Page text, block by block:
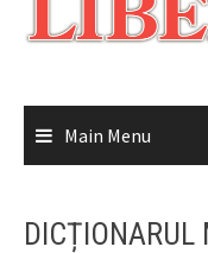
Main Menu
DICȚIONARUL